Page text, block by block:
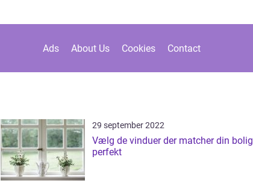
Ads About Us Cookies Contact
29 september 2022
Vælg de vinduer der matcher din bolig
perfekt